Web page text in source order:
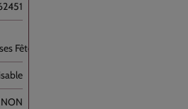
Fêtes [...]
NON